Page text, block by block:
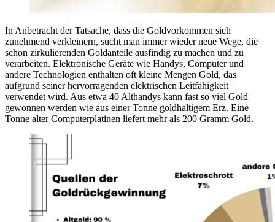
In Anbetracht der Tatsache, dass die Goldvorkommen sich
zunehmend verkleinern, sucht man immer wieder neue Wege, die
schon zirkulierenden Goldanteile ausfindig zu machen und zu
verarbeiten. Elektronische Geräte wie Handys, Computer und
andere Technologien enthalten oft kleine Mengen Gold, das
aufgrund seiner hervorragenden elektrischen Leitfähigkeit
verwendet wird. Aus etwa 40 Althandys kann fast so viel Gold
gewonnen werden wie aus einer Tonne goldhaltigem Erz. Eine
Tonne alter Computerplatinen liefert mehr als 200 Gramm Gold.